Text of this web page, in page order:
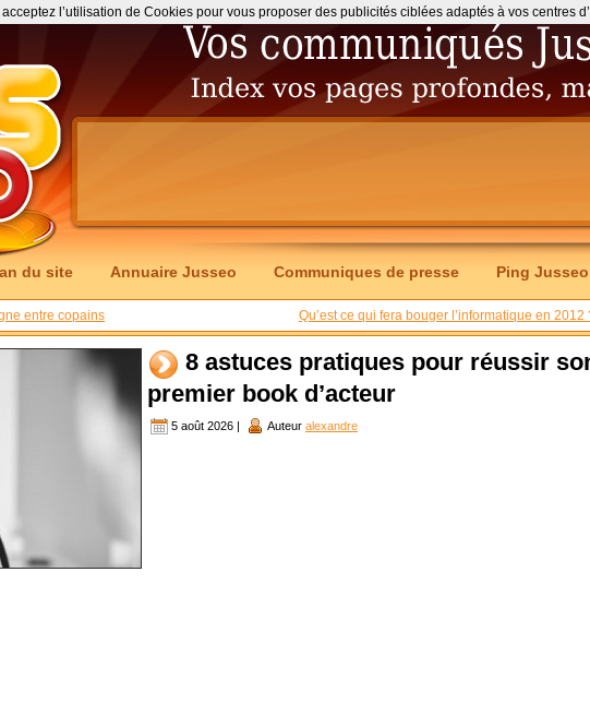
du site Annuaire Jusseo Communiques de presse Ping Jusseo
entre copains Qu’est ce qui fera bouger l’informatique en 2012
8 astuces pratiques pour réussir
premier book d’acteur
5 août 2026 | Auteur alexandre
l’utilisation de Cookies pour vous proposer des publicités ciblées adaptés à vos centres